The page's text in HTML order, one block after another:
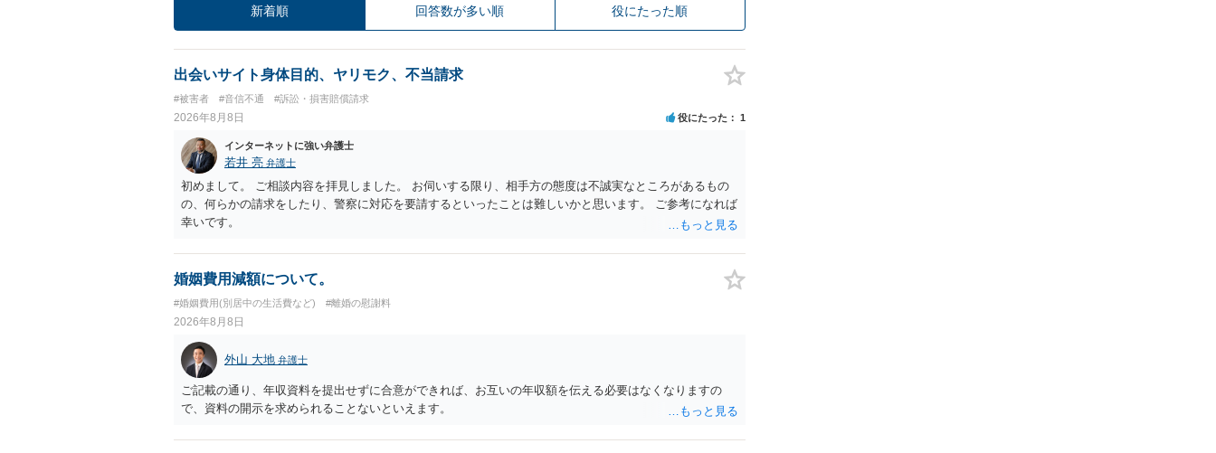
新着順 回答数が多い順 役にたった順
出会いサイト身体目的、ヤリモク、不当請求
#被害者 #音信不通 #訴訟・損害賠償請求
2026年8月8日 役にたった 1
インターネットに強い弁護士
若井 亮 弁護士
初めまして。 ご相談内容を拝見しました。 お伺いする限り、相手方の態度は不誠実なところがあるもの
の、何らかの請求をしたり、警察に対応を要請するといったことは難しいかと思います。 ご参考になれば
幸いです。
婚姻費用減額について。
#婚姻費用(別居中の生活費など) #離婚の慰謝料
2026年8月8日
外山 大地 弁護士
ご記載の通り、年収資料を提出せずに合意ができれば、お互いの年収額を伝える必要はなくなりますの
で、資料の開示を求められることないといえます。